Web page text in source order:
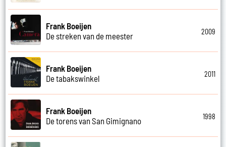
Frank Boeijen
De streken van de meester
2009
Frank Boeijen
De tabakswinkel
2011
Frank Boeijen
De torens van San Gimignano
1998